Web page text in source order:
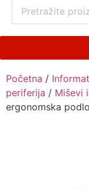
Početna /
periferija / Miševi
ergonomska